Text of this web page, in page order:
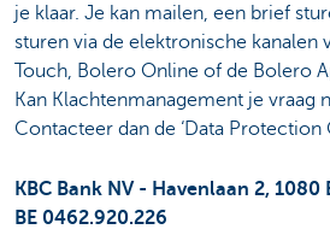
je klaar. Je kan mailen, een brief
sturen via de elektronische kanalen
Touch, Bolero Online of de Bolero
Kan Klachtenmanagement je vraag
Contacteer dan de ‘Data Protection
KBC Bank NV - Havenlaan 2, 1080
BE 0462.920.226